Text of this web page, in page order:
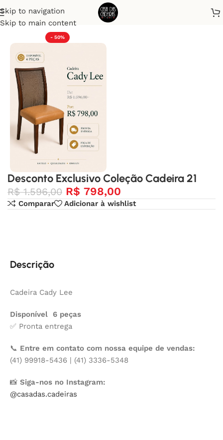
Skip to navigation
Skip to main content
Início Desconto Exclusivo
- 50%
Desconto Exclusivo Coleção Cadeira 21
R$1.596,00 R$ 798,00
Comparar Adicionar à wishlist
Descrição
Cadeira Cady Lee
Disponível 6 peças
✅ Pronta entrega
📞 Entre em contato com nossa equipe de vendas:
(41) 99918-5436 | (41) 3336-5348
📸 Siga-nos no Instagram:
@casadas.cadeiras